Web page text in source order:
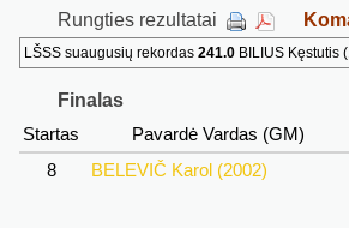
Rungties rezultatai
LŠSS suaugusių rekordas 241.0 BILIUS Kęstutis
Finalas
Startas
Pavardė Vardas (GM)
8
BELEVIČ Karol (2002)